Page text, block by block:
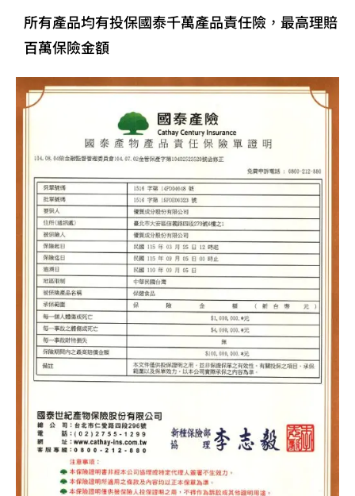
所有產品均有投保國泰千萬產品責任險，最高理賠
百萬保險金額